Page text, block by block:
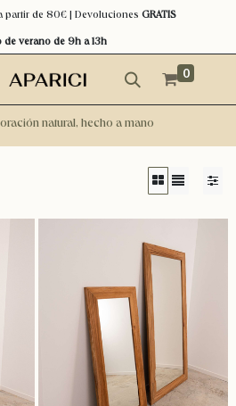
partir de 80€ | Devoluciones GRATIS
de verano de 9h a 13h
0
natural, hecho a mano